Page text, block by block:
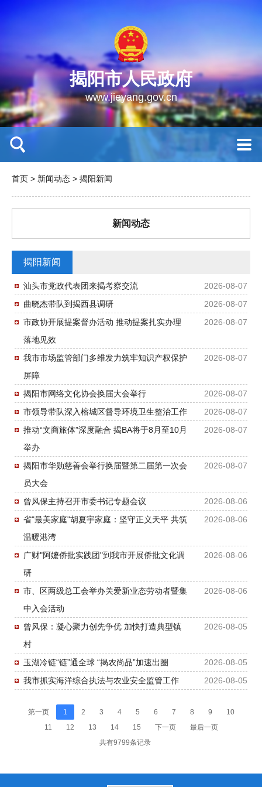
揭阳市人民政府
www.jieyang.gov.cn
首页 > 新闻动态 > 揭阳新闻
新闻动态
揭阳新闻
2026-08-07
汕头市党政代表团来揭考察交流
2026-08-07
曲晓杰带队到揭西县调研
2026-08-07
市政协开展提案督办活动 推动提案扎实办理
落地见效
2026-08-07
我市市场监管部门多维发力筑牢知识产权保护
屏障
2026-08-07
揭阳市网络文化协会换届大会举行
2026-08-07
市领导带队深入榕城区督导环境卫生整治工作
2026-08-07
推动“文商旅体”深度融合 揭BA将于8月至10月
举办
2026-08-07
揭阳市华勋慈善会举行换届暨第二届第一次会
员大会
2026-08-06
曾风保主持召开市委书记专题会议
2026-08-06
省"最美家庭"胡夏宇家庭：坚守正义天平 共筑
温暖港湾
2026-08-06
广财"阿嬷侨批实践团"到我市开展侨批文化调
研
2026-08-06
市、区两级总工会举办关爱新业态劳动者暨集
中入会活动
2026-08-05
曾风保：凝心聚力创先争优 加快打造典型镇
村
2026-08-05
玉湖冷链“链”通全球 “揭农尚品”加速出圈
2026-08-05
我市抓实海洋综合执法与农业安全监管工作
第一页 1 2 3 4 5 6 7 8 9
10
11
12 13 14 15 下一页
最后一页
共有9799条记录